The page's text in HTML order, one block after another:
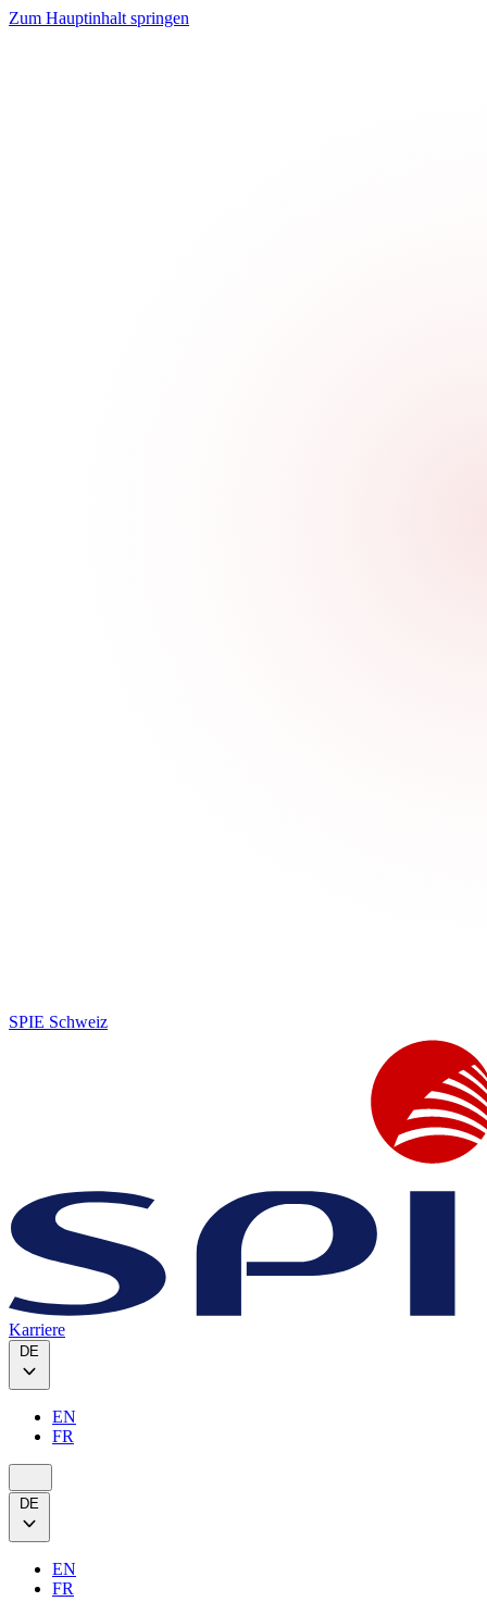
Zum Hauptinhalt springen
SPIE Schweiz
Karriere
DE
EN
FR
DE
EN
FR